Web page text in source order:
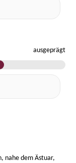
ausgeprägt
nahe dem Ästuar,